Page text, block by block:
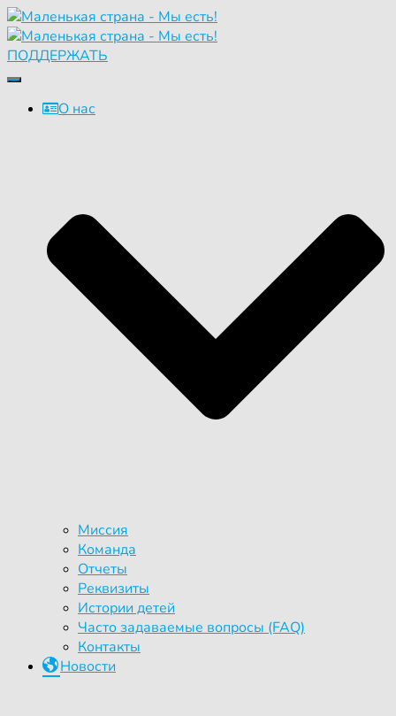
ПОДДЕРЖАТЬ
Переключить
навигациюО нас
Миссия
Команда
Отчеты
Реквизиты
Истории детей
Часто задаваемые вопросы (FAQ)
Контакты
Новости